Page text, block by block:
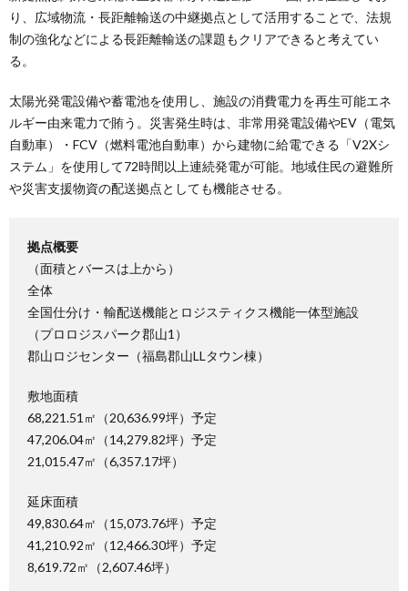
り、広域物流・長距離輸送の中継拠点として活用することで、法規
制の強化などによる長距離輸送の課題もクリアできると考えてい
る。
太陽光発電設備や蓄電池を使用し、施設の消費電力を再生可能エネ
ルギー由来電力で賄う。災害発生時は、非常用発電設備やEV（電気
自動車）・FCV（燃料電池自動車）から建物に給電できる「V2Xシ
ステム」を使用して72時間以上連続発電が可能。地域住民の避難所
や災害支援物資の配送拠点としても機能させる。
拠点概要
（面積とバースは上から）
全体
全国仕分け・輸配送機能とロジスティクス機能一体型施設
（プロロジスパーク郡山1）
郡山ロジセンター（福島郡山LLタウン棟）
敷地面積
68,221.51㎡（20,636.99坪）予定
47,206.04㎡（14,279.82坪）予定
21,015.47㎡（6,357.17坪）
延床面積
49,830.64㎡（15,073.76坪）予定
41,210.92㎡（12,466.30坪）予定
8,619.72㎡（2,607.46坪）